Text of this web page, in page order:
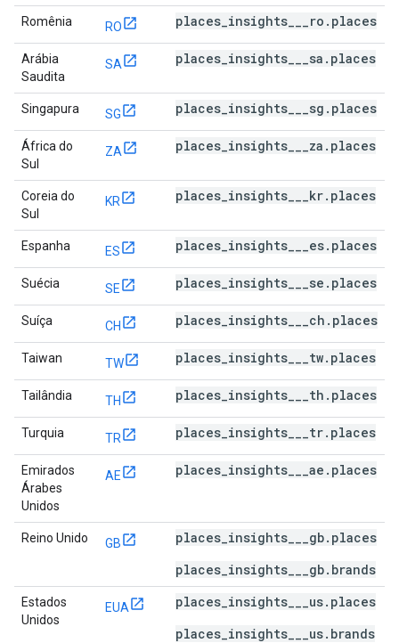
Romênia RO places_insights___ro.places
Arábia
Saudita
SA places_insights___sa.places
Singapura SG places_insights___sg.places
África do
Sul
ZA places_insights___za.places
Coreia do
Sul
KR places_insights___kr.places
Espanha ES places_insights___es.places
Suécia SE places_insights___se.places
Suíça CH places_insights___ch.places
Taiwan TW places_insights___tw.places
Tailândia TH places_insights___th.places
Turquia TR places_insights___tr.places
Emirados
Árabes
Unidos
AE places_insights___ae.places
Reino Unido GB
places_insights___gb.places
places_insights___gb.brands
Estados
Unidos
EUA
places_insights___us.places
places_insights___us.brands